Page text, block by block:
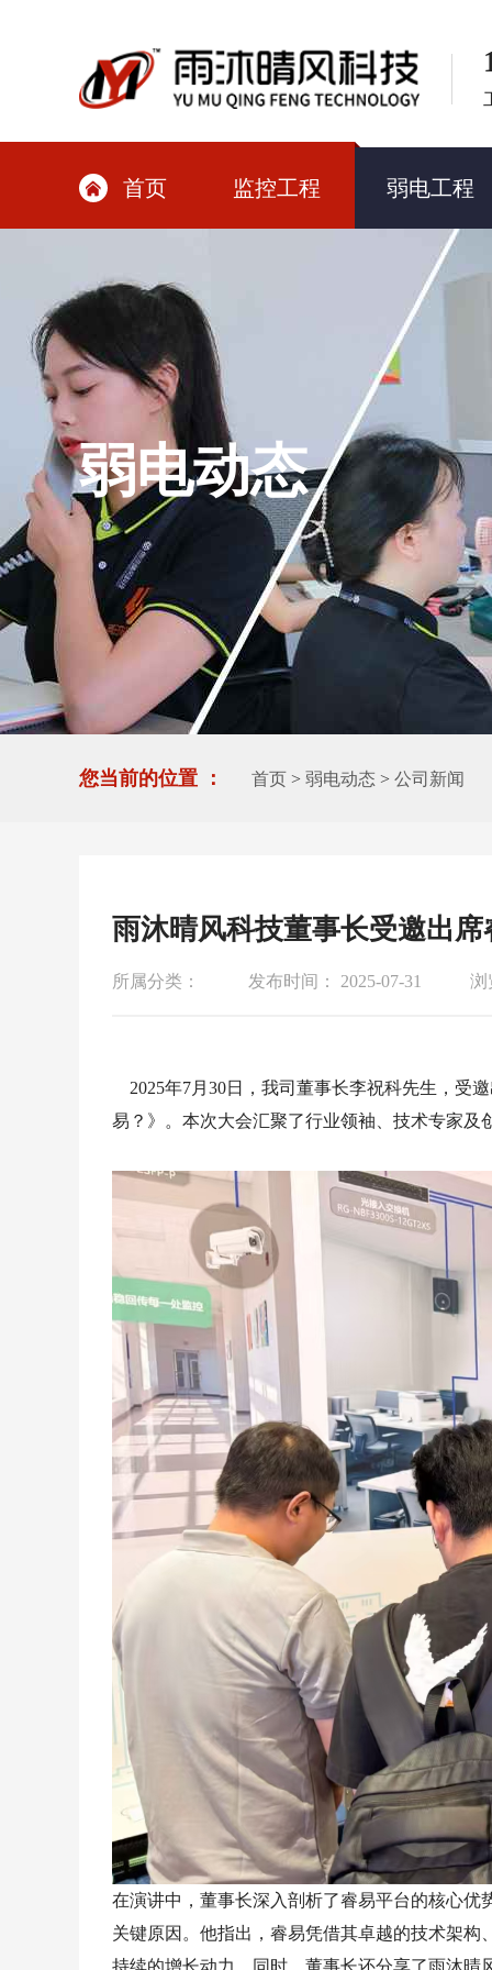
 首页 监控工程 弱电工程
弱电动态
您当前的位置 ： 首页 > 弱电动态 > 公司新闻
雨沐晴风科技董事长受邀出
所属分类： 发布时间： 2025-07-31 浏
2025年7月30日，我司董事长李祝科先生，受
易？》。本次大会汇聚了行业领袖、技术专家
在演讲中，董事长深入剖析了睿易平台的核心
关键原因。他指出，睿易凭借其卓越的技术架
持续的增长动力。同时，董事长还分享了雨沐